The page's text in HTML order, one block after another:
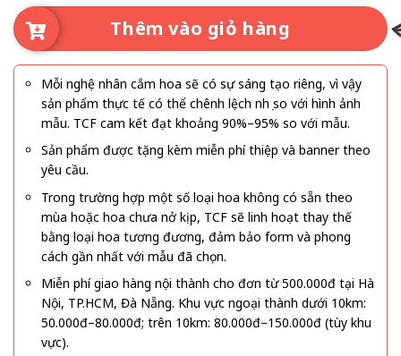
Thêm vào giỏ hàng
Mỗi nghệ nhân cắm hoa sẽ có sự sáng tạo riêng, vì vậy
sản phẩm thực tế có thể chênh lệch nhẹ so với hình ảnh
mẫu. TCF cam kết đạt khoảng 90%–95% so với mẫu.
Sản phẩm được tặng kèm miễn phí thiệp và banner theo
yêu cầu.
Trong trường hợp một số loại hoa không có sẵn theo
mùa hoặc hoa chưa nở kịp, TCF sẽ linh hoạt thay thế
bằng loại hoa tương đương, đảm bảo form và phong
cách gần nhất với mẫu đã chọn.
Miễn phí giao hàng nội thành cho đơn từ 500.000đ tại Hà
Nội, TP.HCM, Đà Nẵng. Khu vực ngoại thành dưới 10km:
50.000đ–80.000đ; trên 10km: 80.000đ–150.000đ (tùy khu
vực).